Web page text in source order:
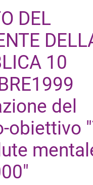
DEL
10
del
obiettivo